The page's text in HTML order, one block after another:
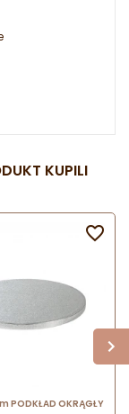
KUPILI
PODKŁAD OKRĄGŁY
